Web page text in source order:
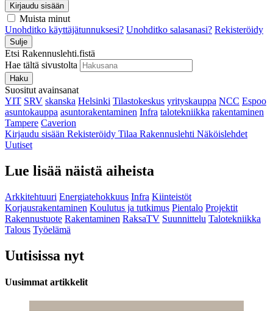
Kirjaudu sisään
Muista minut
Unohditko käyttäjätunnuksesi? Unohditko salasanasi? Rekisteröidy
Sulje
Etsi Rakennuslehti.fistä
Hae tältä sivustolta
Haku
Suositut avainsanat
YIT SRV skanska Helsinki Tilastokeskus yrityskauppa NCC Espoo
asuntokauppa asuntorakentaminen Infra talotekniikka rakentaminen
Tampere Caverion
Kirjaudu sisään Rekisteröidy Tilaa Rakennuslehti Näköislehdet
Uutiset
Lue lisää näistä aiheista
Arkkitehtuuri Energiatehokkuus Infra Kiinteistöt
Korjausrakentaminen Koulutus ja tutkimus Pientalo Projektit
Rakennustuote Rakentaminen RaksaTV Suunnittelu Talotekniikka
Talous Työelämä
Uutisissa nyt
Uusimmat artikkelit